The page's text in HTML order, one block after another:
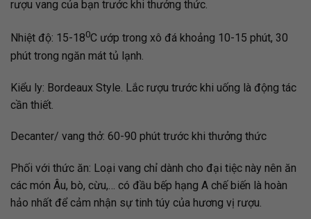
rượu vang của bạn trước khi thưởng thức.
Nhiệt độ: 15-180C ướp trong xô đá khoảng 10-15 phút, 30
phút trong ngăn mát tủ lạnh.
Kiểu ly: Bordeaux Style. Lắc rượu trước khi uống là động tác
cần thiết.
Decanter/ vang thở: 60-90 phút trước khi thưởng thức
Phối với thức ăn: Loại vang chỉ dành cho đại tiệc này nên ăn
các món Âu, bò, cừu,… có đầu bếp hạng A chế biến là hoàn
hảo nhất để cảm nhận sự tinh túy của hương vị rượu.